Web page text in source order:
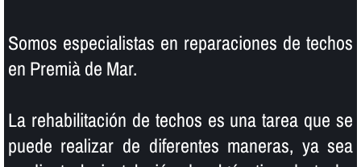
Somos especialistas en reparaciones de techos
en Premià de Mar.
La rehabilitación de techos es una tarea que se
puede realizar de diferentes maneras, ya sea